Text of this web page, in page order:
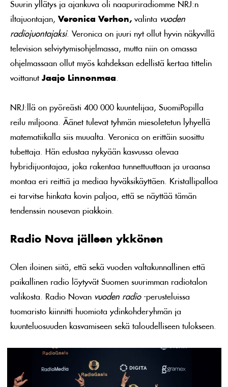
Suurin yllätys ja ajankuva oli naapuriradiomme NRJ:n
iltajuontajan, Veronica Verhon, valinta vuoden
radiojuontajaksi. Veronica on juuri nyt ollut hyvin näkyvillä
television selviytymisohjelmassa, mutta niin on omassa
ohjelmassaan ollut myös kahdeksan edellistä kertaa tittelin
voittanut Jaajo Linnonmaa
NRJ:llä on pyöreästi 400 000 kuuntelijaa, SuomiPopilla
reilu miljoona. Äänet tulevat tyhmän miesoletetun lyhyellä
matematiikalla siis muualta. Veronica on erittäin suosittu
tubettaja. Hän edustaa nykyään kasvussa olevaa
hybridijuontajaa, joka rakentaa tunnettuuttaan ja uraansa
montaa eri reittiä ja mediaa hyväksikäyttäen. Kristallipalloa
ei tarvitse hinkata kovin paljoa, että se näyttää tämän
tendenssin nousevan piakkoin.
Radio Nova jälleen ykkönen
Olen iloinen siitä, että sekä vuoden valtakunnallinen että
paikallinen radio löytyvät Suomen suurimman radiotalon
valikosta. Radio Novan vuoden radio-perusteluissa
tuomaristo kiinnitti huomiota ydinkohderyhmän ja
kuunteluosuuden kasvamiseen sekä taloudelliseen tulokseen.